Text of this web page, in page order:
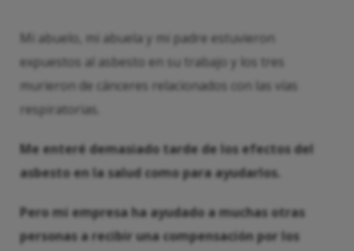
Mi abuelo, mi abuela y mi padre estuvieron
expuestos al asbesto en su trabajo y los tres
murieron de cánceres relacionados con las vías
respiratorias.
Me enteré demasiado tarde de los efectos del
asbesto en la salud como para ayudarlos.
Pero mi empresa ha ayudado a muchas otras
personas a recibir una compensación por los